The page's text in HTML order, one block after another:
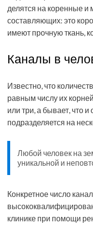
делятся на коренные
составляющих: это
имеют прочную ткань,
Каналы в
Известно, что
равным числу их
или три, а бывает, что
подразделяется на
Любой человек на
уникальной и
Конкретное число
клинике при помощи